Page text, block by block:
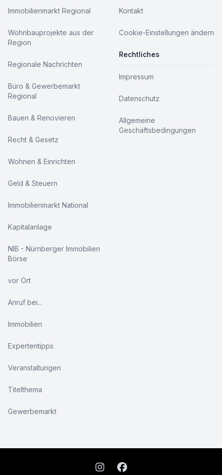
Immobilienmarkt Regional
Wohnbauprojekte aus der
Region
Regionale Nachrichten
Büro & Gewerbemarkt
Regional
Bauen & Renovieren
Recht & Gesetz
Wohnen & Einrichten
Geld & Steuern
Immobilienmarkt National
Kapitalanlage
NIB - Nürnberger Immobilien
Börse
vor Ort
Anruf bei...
Immobilien
Expertentipps
Veranstaltungen
Titelthema
Gewerbemarkt
Kontakt
Cookie-Einstellungen ändern
Rechtliches
Impressum
Datenschutz
Allgemeine
Geschäftsbedingungen